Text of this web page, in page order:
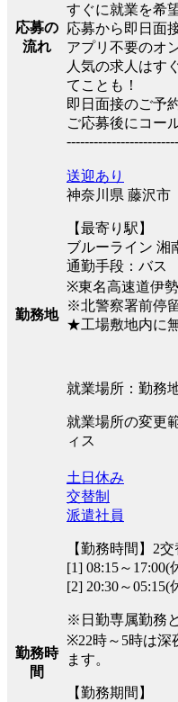
応募の
流れ
すぐに就業を希
応募から即日
アプリ不要のオ
人気の求人はす
てことも！
即日面接のご予
ご応募後にコー
勤務地
送迎あり
神奈川県 藤沢市
【最寄り駅】
ブルーライン 湘
通勤手段：バス
※東名高速道伊
※北警察署前停
★工場敷地内に
就業場所：勤務
就業場所の変更
ィス
勤務時
間
土日休み
交替制
派遣社員
【勤務時間】2交
[1] 08:15～17:00(
[2] 20:30～05:15(
※日勤専属勤務
※22時～5時は深
ます。
【勤務期間】